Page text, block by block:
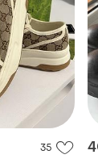
35